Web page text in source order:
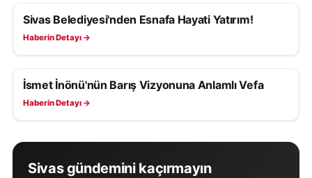
SAĞLIK
Sivas Belediyesi'nden Esnafa Hayati Yatırım!
Haberin Detayı →
SAĞLIK
İsmet İnönü'nün Barış Vizyonuna Anlamlı Vefa
Haberin Detayı →
Sivas gündemini kaçırmayın